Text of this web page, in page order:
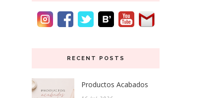
RECENT POSTS
Productos Acabados